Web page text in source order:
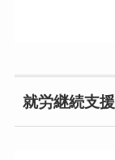
就労継続支